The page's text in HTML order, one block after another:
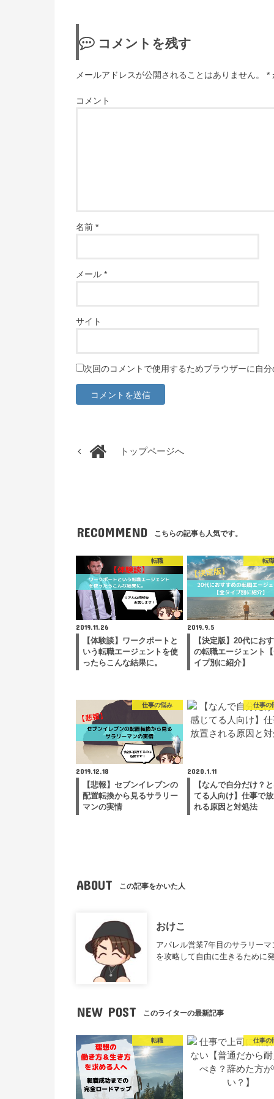
コメントを残す
メールアドレスが公開されることはありません。 *
コメント
名前 *
メール *
サイト
次回のコメントで使用するためブラウザーに自
トップページへ
RECOMMEND こちらの記事も人気です。
転職
2019.11.26
【体験談】ワークポートと
いう転職エージェントを使
ったらこんな結果に。
転職
2019.9.5
【決定版】20代にお
の転職エージェント【
イプ別に紹介】
仕事の悩み
2019.12.18
【悲報】セブンイレブンの
配置転換から見るサラリー
マンの実情
仕事の
2020.1.11
【なんで自分だけ？
てる人向け】仕事で放
れる原因と対処法
ABOUT この記事をかいた人
おけこ
アパレル営業7年目のサラリー
を攻略して自由に生きるために発
NEW POST このライターの最新記事
転職 仕事の